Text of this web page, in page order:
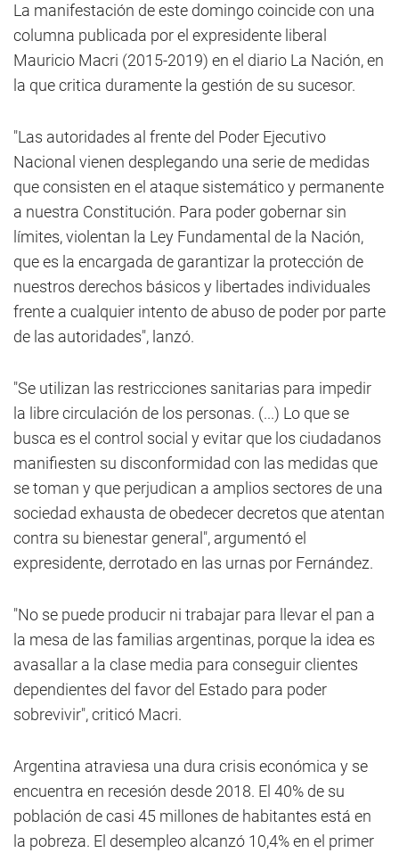
La manifestación de este domingo coincide con una
columna publicada por el expresidente liberal
Mauricio Macri (2015-2019) en el diario La Nación, en
la que critica duramente la gestión de su sucesor.
"Las autoridades al frente del Poder Ejecutivo
Nacional vienen desplegando una serie de medidas
que consisten en el ataque sistemático y permanente
a nuestra Constitución. Para poder gobernar sin
límites, violentan la Ley Fundamental de la Nación,
que es la encargada de garantizar la protección de
nuestros derechos básicos y libertades individuales
frente a cualquier intento de abuso de poder por parte
de las autoridades", lanzó.
"Se utilizan las restricciones sanitarias para impedir
la libre circulación de los personas. (...) Lo que se
busca es el control social y evitar que los ciudadanos
manifiesten su disconformidad con las medidas que
se toman y que perjudican a amplios sectores de una
sociedad exhausta de obedecer decretos que atentan
contra su bienestar general", argumentó el
expresidente, derrotado en las urnas por Fernández.
"No se puede producir ni trabajar para llevar el pan a
la mesa de las familias argentinas, porque la idea es
avasallar a la clase media para conseguir clientes
dependientes del favor del Estado para poder
sobrevivir", criticó Macri.
Argentina atraviesa una dura crisis económica y se
encuentra en recesión desde 2018. El 40% de su
población de casi 45 millones de habitantes está en
la pobreza. El desempleo alcanzó 10,4% en el primer